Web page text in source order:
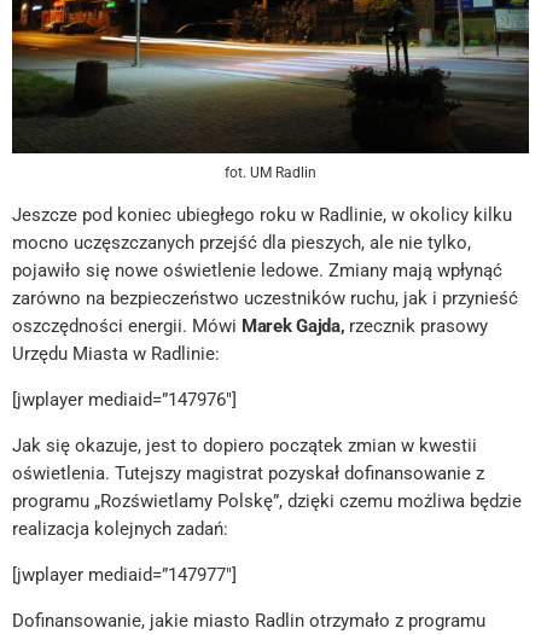
fot. UM Radlin
Jeszcze pod koniec ubiegłego roku w Radlinie, w okolicy kilku
mocno uczęszczanych przejść dla pieszych, ale nie tylko,
pojawiło się nowe oświetlenie ledowe. Zmiany mają wpłynąć
zarówno na bezpieczeństwo uczestników ruchu, jak i przynieść
oszczędności energii. Mówi Marek Gajda, rzecznik prasowy
Urzędu Miasta w Radlinie:
[jwplayer mediaid=”147976″]
Jak się okazuje, jest to dopiero początek zmian w kwestii
oświetlenia. Tutejszy magistrat pozyskał dofinansowanie z
programu „Rozświetlamy Polskę”, dzięki czemu możliwa będzie
realizacja kolejnych zadań:
[jwplayer mediaid=”147977″]
Dofinansowanie, jakie miasto Radlin otrzymało z programu